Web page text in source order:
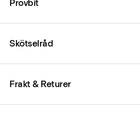
Provbit
Skötselråd
Frakt & Returer